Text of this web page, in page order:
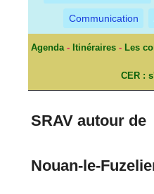
Communication
Agenda- Itinéraires- Les
CER :
SRAV autour de
Nouan-le-